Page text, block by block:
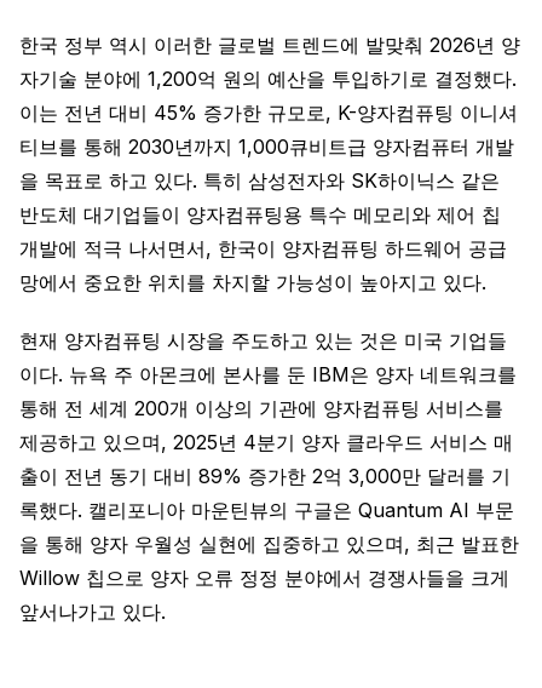
한국 정부 역시 이러한 글로벌 트렌드에 발맞춰 2026년 양
자기술 분야에 1,200억 원의 예산을 투입하기로 결정했다.
이는 전년 대비 45% 증가한 규모로, K-양자컴퓨팅 이니셔
티브를 통해 2030년까지 1,000큐비트급 양자컴퓨터 개발
을 목표로 하고 있다. 특히 삼성전자와 SK하이닉스 같은
반도체 대기업들이 양자컴퓨팅용 특수 메모리와 제어 칩
개발에 적극 나서면서, 한국이 양자컴퓨팅 하드웨어 공급
망에서 중요한 위치를 차지할 가능성이 높아지고 있다.
현재 양자컴퓨팅 시장을 주도하고 있는 것은 미국 기업들
이다. 뉴욕 주 아몬크에 본사를 둔 IBM은 양자 네트워크를
통해 전 세계 200개 이상의 기관에 양자컴퓨팅 서비스를
제공하고 있으며, 2025년 4분기 양자 클라우드 서비스 매
출이 전년 동기 대비 89% 증가한 2억 3,000만 달러를 기
록했다. 캘리포니아 마운틴뷰의 구글은 Quantum AI 부문
을 통해 양자 우월성 실현에 집중하고 있으며, 최근 발표한
Willow 칩으로 양자 오류 정정 분야에서 경쟁사들을 크게
앞서나가고 있다.